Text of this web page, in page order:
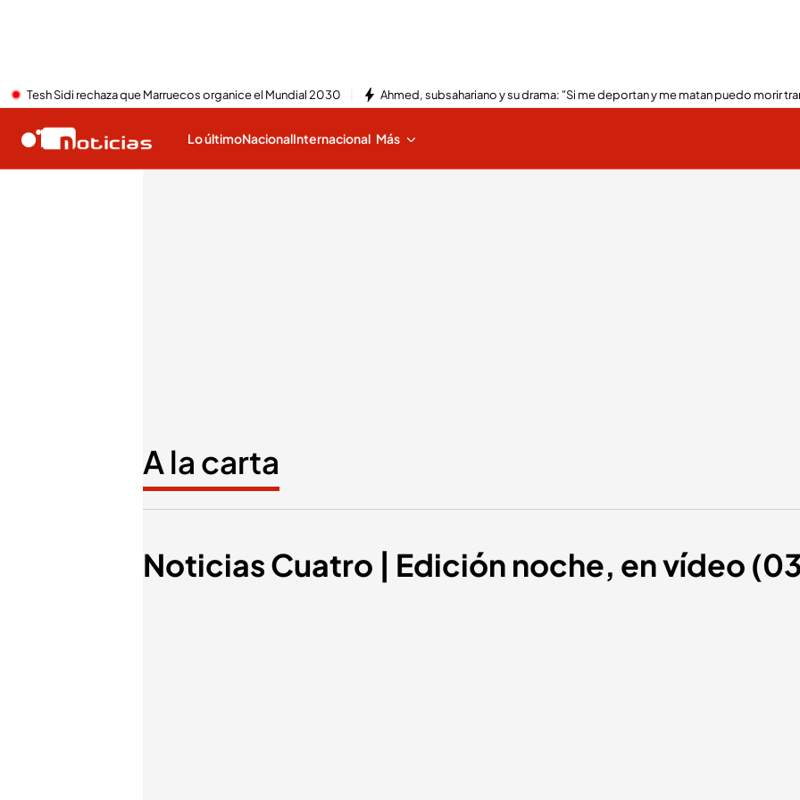
Tesh Sidi rechaza que Marruecos organice el Mundial 2030 Ahmed, subsahariano y su drama: "Si me deportan y me matan puedo morir
Lo últimoNacionalInternacional Más
A la carta
Noticias Cuatro | Edición noche, en vídeo